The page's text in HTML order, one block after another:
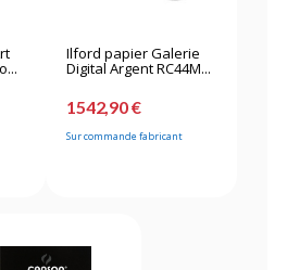
Ilford papier Galerie
Digital Argent RC44M...
1542,90 €
Sur commande fabricant